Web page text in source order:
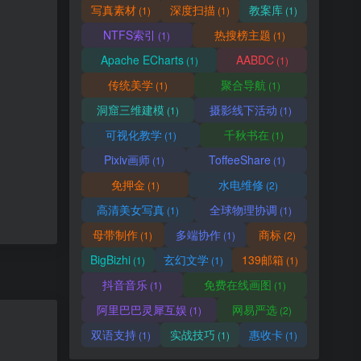
写真素材 (1) 深度扫描 (1) 教案库 (1)
NTFS索引 (1) 热搜榜主题 (1)
Apache ECharts(1) AABDC(1)
传统美学 (1) 聚合导航 (1)
洞窟三维建模 (1) 摄影线下活动 (1)
可视化教学(1) 千秋书在 (1)
Pixiv画师(1) ToffeeShare(1)
免押金 (1) 水电维修 (2)
高清美女写真 (1) 全球物理协调 (1)
母带制作 (1) 多端协作 (1) 商标(2)
BigBizhi (1) 玄幻文学 (1) 139邮箱 (1)
抖音音乐 (1) 免费在线画图 (1)
阿里巴巴灵犀互娱 (1) 网易严选 (2)
双语支持 (1) 实战技巧 (1) 惠收卡 (1)